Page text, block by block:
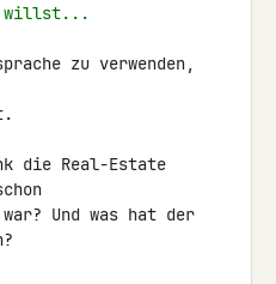
willst...
zu verwenden,
die Real-Estate
Und was hat der